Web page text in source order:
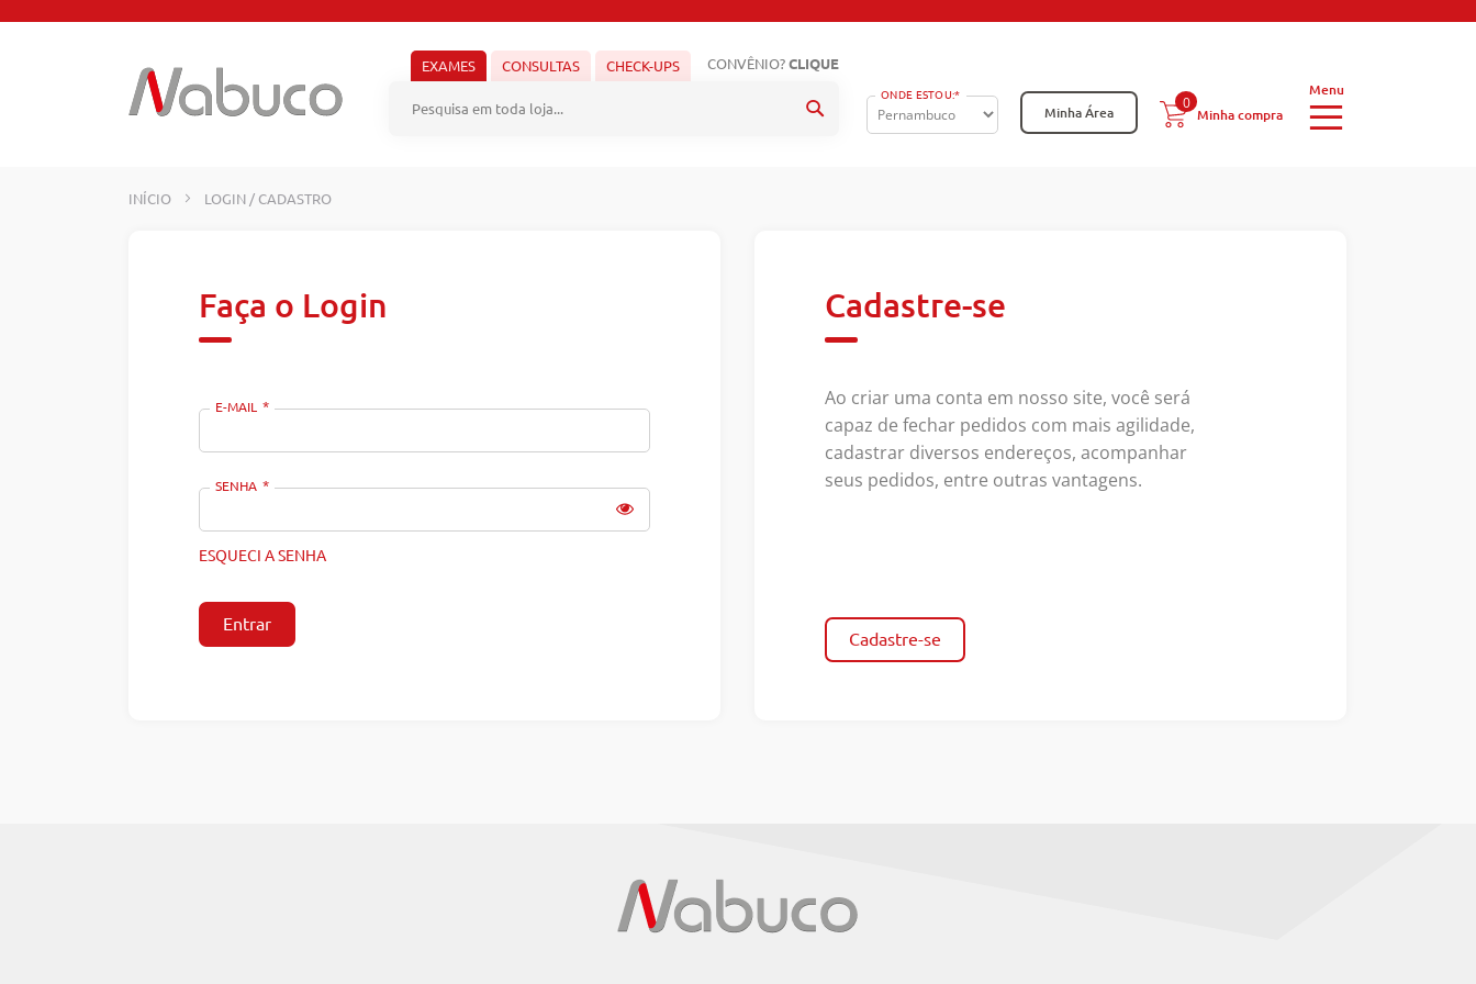
Pular
conteúdo
0
Minha compra
Minha Área
ONDE ESTOU:*
EXAMES CONSULTAS CHECK-UPS CONVÊNIO? CLIQUE
Pesquisa
INÍCIO LOGIN / CADASTRO
Faça o Login
E-MAIL
SENHA
ESQUECI A SENHA
Entrar
Cadastre-se
Ao criar uma conta em nosso site, você será
capaz de fechar pedidos com mais agilidade,
cadastrar diversos endereços, acompanhar
seus pedidos, entre outras vantagens.
Cadastre-se